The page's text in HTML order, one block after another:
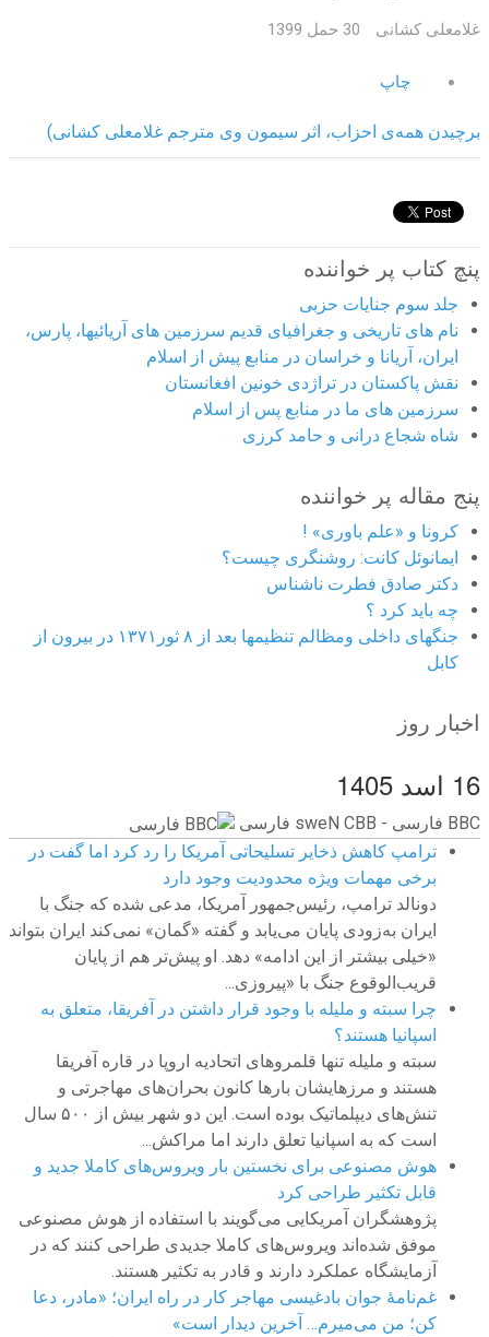
غلامعلی کشانی 30 حمل 1399
چاپ
برچیدن همه‌ی احزاب، اثر سیمون وی مترجم غلامعلی کشانی)
پنچ کتاب پر خواننده
جلد سوم جنایات حزبی
نام های تاریخی و جغرافیای قدیم سرزمین های آریائیها، پارس،
ایران، آریانا و خراسان در منابع پیش از اسلام
نقش پاکستان در تراژدی خونین افغانستان
سرزمین های ما در منابع پس از اسلام
شاه شجاع درانی و حامد کرزی
پنج مقاله پر خواننده
کرونا و «علم باوری» !
ایمانوئل کانت: روشنگری چیست؟
دکتر صادق فطرت ناشناس
چه باید کرد ؟
جنگهای داخلی ومظالم تنظیمها بعد از ۸ ثور۱۳۷۱ در بیرون از
کابل
اخبار روز
16 اسد 1405
BBC ‮فارسی - BBC News فارسی
ترامپ کاهش ذخایر تسلیحاتی آمریکا را رد کرد اما گفت در
برخی مهمات ویژه محدودیت وجود دارد
دونالد ترامپ، رئیس‌جمهور آمریکا، مدعی شده که جنگ با
ایران به‌زودی پایان می‌یابد و گفته «گمان» نمی‌کند ایران بتواند
«خیلی بیشتر از این ادامه» دهد. او پیش‌تر هم از پایان
قریب‌الوقوع جنگ با «پیروزی...
چرا سبته و ملیله با وجود قرار داشتن در آفریقا، متعلق به
اسپانیا هستند؟
سبته و ملیله تنها قلمروهای اتحادیه اروپا در قاره آفریقا
هستند و مرزهایشان بارها کانون بحران‌های مهاجرتی و
تنش‌های دیپلماتیک بوده است. این دو شهر بیش از ۵۰۰ سال
است که به اسپانیا تعلق دارند اما مراکش...
هوش مصنوعی برای نخستین بار ویروس‌های کاملا جدید و
قابل تکثیر طراحی کرد
پژوهشگران آمریکایی می‌گویند با استفاده از هوش مصنوعی
موفق شده‌اند ویروس‌های کاملا جدیدی طراحی کنند که در
آزمایشگاه عملکرد دارند و قادر به تکثیر هستند.
غم‌نامهٔ جوان بادغیسی مهاجر کار در راه ایران؛ «مادر، دعا
کن؛ من می‌میرم… آخرین دیدار است»